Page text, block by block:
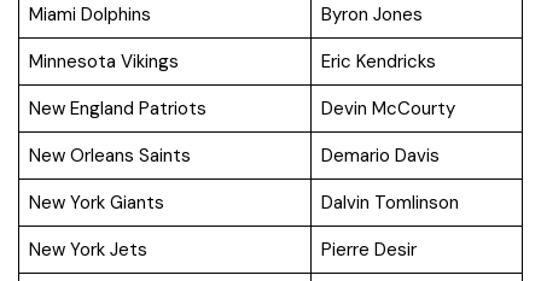
Miami Dolphins
Byron Jones
Minnesota Vikings
Eric Kendricks
New England Patriots
Devin McCourty
New Orleans Saints
Demario Davis
New York Giants
Dalvin Tomlinson
New York Jets
Pierre Desir